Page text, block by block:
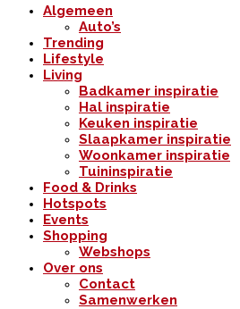
Algemeen
Auto’s
Trending
Lifestyle
Living
Badkamer inspiratie
Hal inspiratie
Keuken inspiratie
Slaapkamer inspiratie
Woonkamer inspiratie
Tuininspiratie
Food & Drinks
Hotspots
Events
Shopping
Webshops
Over ons
Contact
Samenwerken